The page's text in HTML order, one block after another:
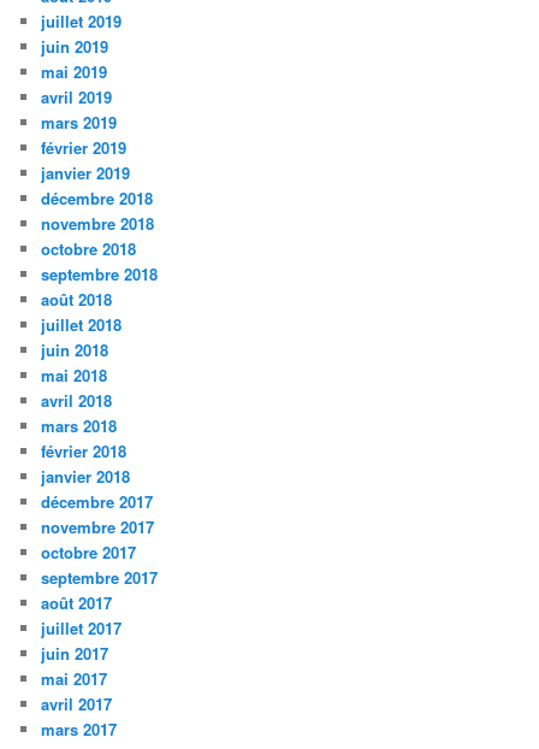
juillet 2019
juin 2019
mai 2019
avril 2019
mars 2019
février 2019
janvier 2019
décembre 2018
novembre 2018
octobre 2018
septembre 2018
août 2018
juillet 2018
juin 2018
mai 2018
avril 2018
mars 2018
février 2018
janvier 2018
décembre 2017
novembre 2017
octobre 2017
septembre 2017
août 2017
juillet 2017
juin 2017
mai 2017
avril 2017
mars 2017